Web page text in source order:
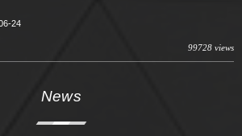
24
99728 views
News